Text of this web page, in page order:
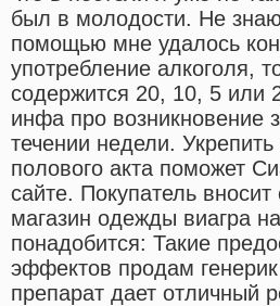
был в молодости. Не
помощью мне удалось
употребление алкоголя,
содержится 20, 10, 5 или
инфа про возникновение
течении недели.
полового акта поможет
сайте. Покупатель
магазин одежды виагра
понадобится: Такие
эффектов продам
препарат дает отличный